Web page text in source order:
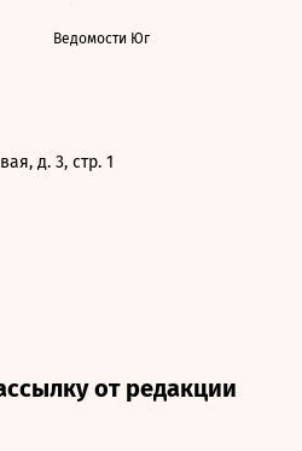
Ведомости Юг
д. 3, стр. 1